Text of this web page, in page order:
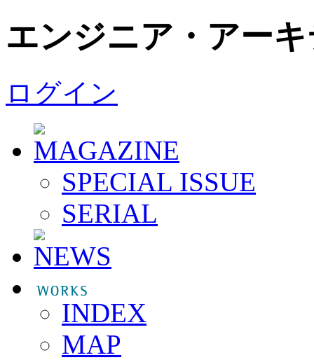
エンジニア・アー
ログイン
SPECIAL ISSUE
SERIAL
INDEX
MAP